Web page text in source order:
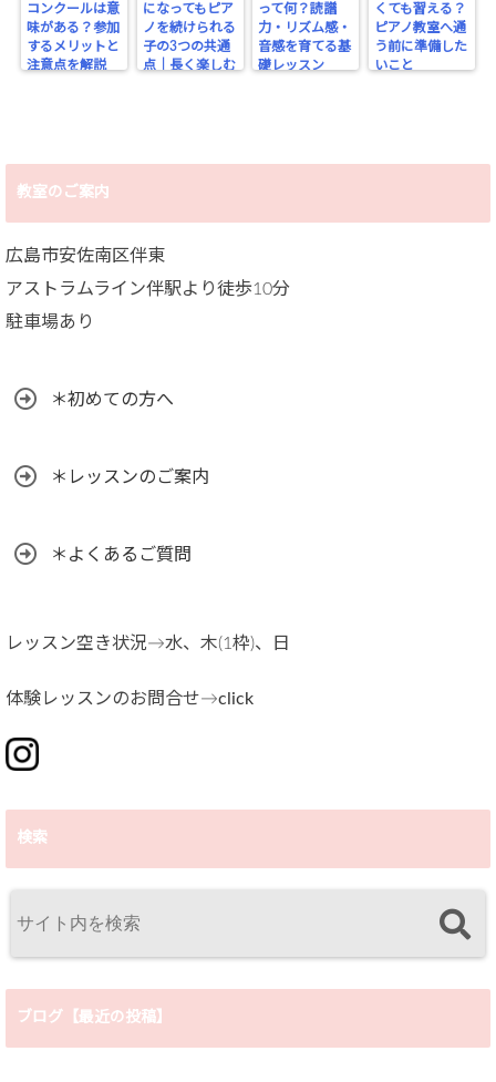
コンクールは意
味がある？参加
するメリットと
注意点を解説
になってもピア
ノを続けられる
子の3つの共通
点｜長く楽しむ
って何？読譜
力・リズム感・
音感を育てる基
礎レッスン
くても習える？
ピアノ教室へ通
う前に準備した
いこと
教室のご案内
広島市安佐南区伴東
アストラムライン伴駅より徒歩10分
駐車場あり
＊初めての方へ
＊レッスンのご案内
＊よくあるご質問
レッスン空き状況→水、木(1枠)、日
体験レッスンのお問合せ→click
検索
ブログ【最近の投稿】